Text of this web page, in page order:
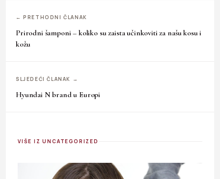
← PRETHODNI ČLANAK
Prirodni šamponi – koliko su zaista učinkoviti za našu kosu i
kožu
SLJEDEĆI ČLANAK →
Hyundai N brand u Europi
VIŠE IZ UNCATEGORIZED